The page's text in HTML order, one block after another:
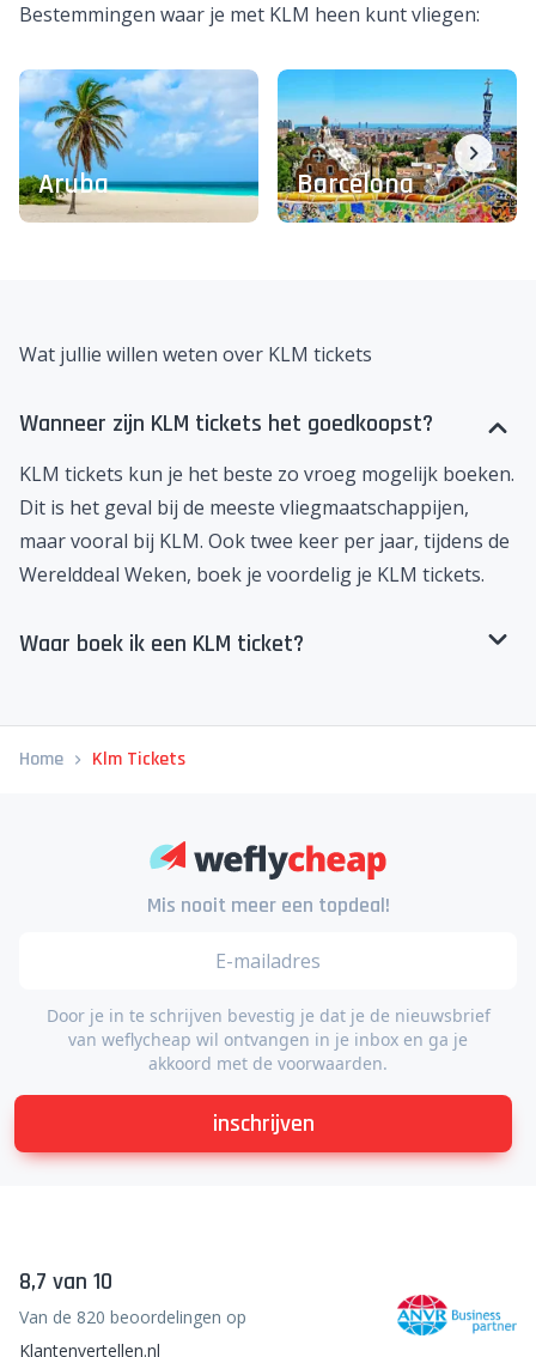
Bestemmingen waar je met KLM heen kunt vliegen:
Aruba Barcelona
Wat jullie willen weten over KLM tickets
Wanneer zijn KLM tickets het goedkoopst?
KLM tickets kun je het beste zo vroeg mogelijk boeken.
Dit is het geval bij de meeste vliegmaatschappijen,
maar vooral bij KLM. Ook twee keer per jaar, tijdens de
Werelddeal Weken, boek je voordelig je KLM tickets.
Waar boek ik een KLM ticket?
Home Klm Tickets
Mis nooit meer een topdeal!
Door je in te schrijven bevestig je dat je de nieuwsbrief
van weflycheap wil ontvangen in je inbox en ga je
akkoord met de voorwaarden.
inschrijven
8,7 van 10
Van de 820 beoordelingen op
Klantenvertellen.nl